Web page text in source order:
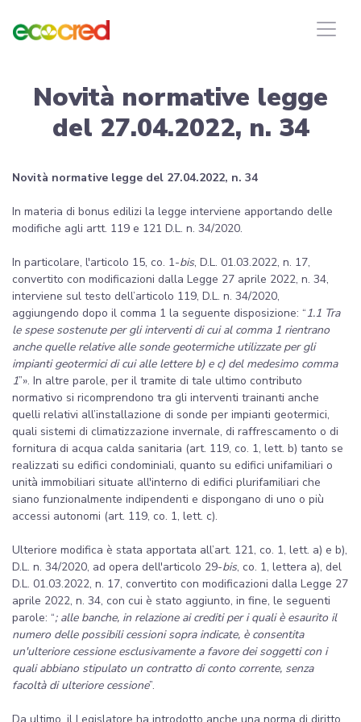
Novità normative legge
del 27.04.2022, n. 34
Novità normative legge del 27.04.2022, n. 34
In materia di bonus edilizi la legge interviene apportando delle
modifiche agli artt. 119 e 121 D.L. n. 34/2020.
In particolare, l'articolo 15, co. 1-bis, D.L. 01.03.2022, n. 17,
convertito con modificazioni dalla Legge 27 aprile 2022, n. 34,
interviene sul testo dell’articolo 119, D.L. n. 34/2020,
aggiungendo dopo il comma 1 la seguente disposizione: “1.1 Tra
le spese sostenute per gli interventi di cui al comma 1 rientrano
anche quelle relative alle sonde geotermiche utilizzate per gli
impianti geotermici di cui alle lettere b) e c) del medesimo comma
1”». In altre parole, per il tramite di tale ultimo contributo
normativo si ricomprendono tra gli interventi trainanti anche
quelli relativi all’installazione di sonde per impianti geotermici,
quali sistemi di climatizzazione invernale, di raffrescamento o di
fornitura di acqua calda sanitaria (art. 119, co. 1, lett. b) tanto se
realizzati su edifici condominiali, quanto su edifici unifamiliari o
unità immobiliari situate all'interno di edifici plurifamiliari che
siano funzionalmente indipendenti e dispongano di uno o più
accessi autonomi (art. 119, co. 1, lett. c).
Ulteriore modifica è stata apportata all’art. 121, co. 1, lett. a) e b),
D.L. n. 34/2020, ad opera dell'articolo 29-bis, co. 1, lettera a), del
D.L. 01.03.2022, n. 17, convertito con modificazioni dalla Legge 27
aprile 2022, n. 34, con cui è stato aggiunto, in fine, le seguenti
parole: “; alle banche, in relazione ai crediti per i quali è esaurito il
numero delle possibili cessioni sopra indicate, è consentita
un'ulteriore cessione esclusivamente a favore dei soggetti con i
quali abbiano stipulato un contratto di conto corrente, senza
facoltà di ulteriore cessione”.